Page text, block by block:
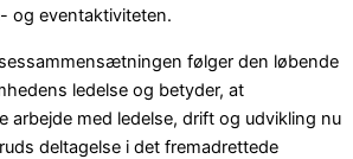
og eventaktiviteten.
følger den løbende
ledelse og betyder, at
arbejde med ledelse, drift og udvikling nu
deltagelse i det fremadrettede